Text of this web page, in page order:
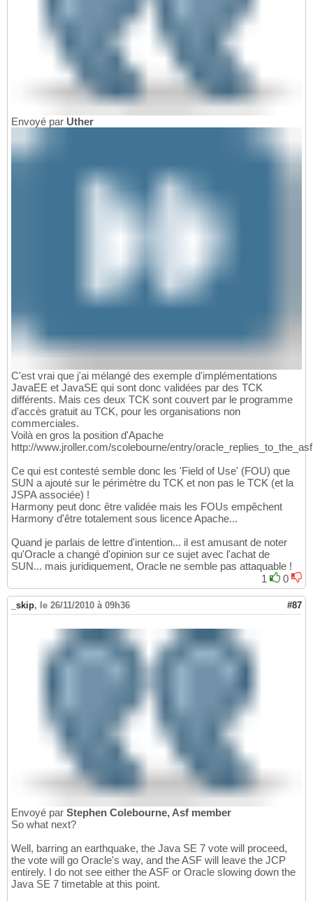
Envoyé par Uther
C'est vrai que j'ai mélangé des exemple d'implémentations
JavaEE et JavaSE qui sont donc validées par des TCK
différents. Mais ces deux TCK sont couvert par le programme
d'accès gratuit au TCK, pour les organisations non
commerciales.
Voilà en gros la position d'Apache
http://www.jroller.com/scolebourne/entry/oracle_replies_to_the_asf
Ce qui est contesté semble donc les 'Field of Use' (FOU) que
SUN a ajouté sur le périmètre du TCK et non pas le TCK (et la
JSPA associée) !
Harmony peut donc être validée mais les FOUs empêchent
Harmony d'être totalement sous licence Apache...
Quand je parlais de lettre d'intention... il est amusant de noter
qu'Oracle a changé d'opinion sur ce sujet avec l'achat de
SUN... mais juridiquement, Oracle ne semble pas attaquable !
1
0
_skip, le 26/11/2010 à 09h36 #87
Envoyé par Stephen Colebourne, Asf member
So what next?
Well, barring an earthquake, the Java SE 7 vote will proceed,
the vote will go Oracle's way, and the ASF will leave the JCP
entirely. I do not see either the ASF or Oracle slowing down the
Java SE 7 timetable at this point.